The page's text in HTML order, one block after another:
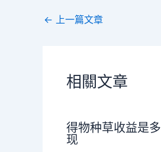
← 上一篇文章
相關文章
得物种草收益是
现